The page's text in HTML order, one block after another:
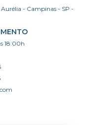
- Campinas - SP -
18:00h